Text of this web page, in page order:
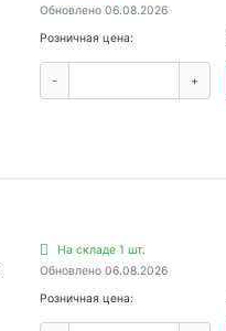
Обновлено 06.08.2026
Розничная цена:
- +
На складе 1 шт.
Обновлено 06.08.2026
Розничная цена: